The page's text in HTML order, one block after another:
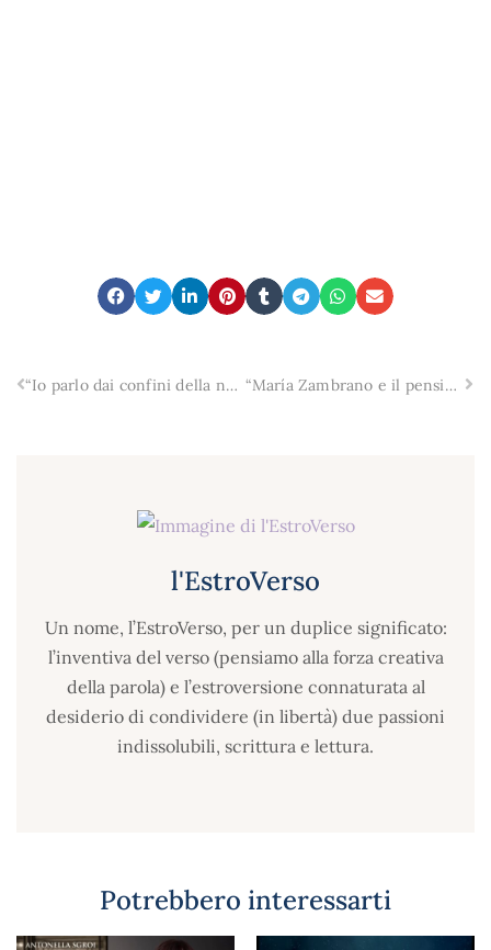
“Io parlo dai confini della notte” di Forugh Farrokhzad. Il curatore, Domenico Ingenito: “è una poetessa del futuro”. “María Zambrano e il pensiero dell’Occidente”. L’intervista all’autore Lorenzo Marotta.
l'EstroVerso
Un nome, l’EstroVerso, per un duplice significato:
l’inventiva del verso (pensiamo alla forza creativa
della parola) e l’estroversione connaturata al
desiderio di condividere (in libertà) due passioni
indissolubili, scrittura e lettura.
Potrebbero interessarti